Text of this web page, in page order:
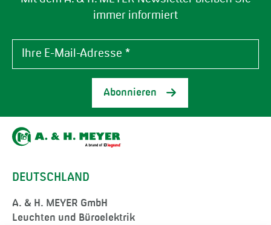
immer informiert
Abonnieren
DEUTSCHLAND
A. & H. MEYER GmbH
Leuchten und Büroelektrik